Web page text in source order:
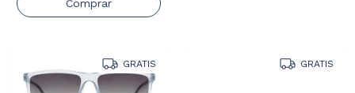
GRATIS GRATIS